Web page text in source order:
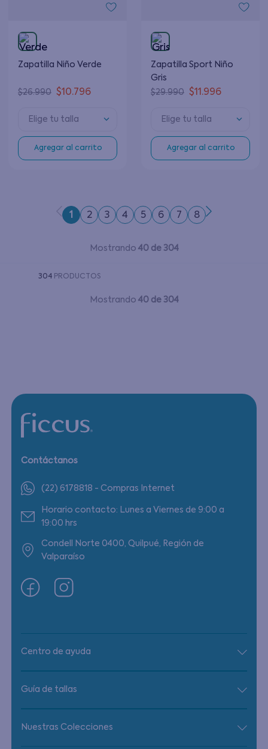
Zapatilla Niño Verde
$26.990 $10.796
Elige tu talla
Agregar al carrito
Zapatilla Sport Niño
Gris
$29.990 $11 .996
Elige tu talla
Agregar al carrito
1 2 3 4 5 6 7 8
Mostrando 40 de 304
304 PRODUCTOS
Mostrando 40 de 304
Contáctanos
(22) 6178818 - Compras Internet
Horario contacto: Lunes a Viernes de 9:00 a
19:00 hrs
Condell Norte 0400, Quilpué, Región de
Valparaíso
Centro de ayuda
Guía de tallas
Nuestras Colecciones